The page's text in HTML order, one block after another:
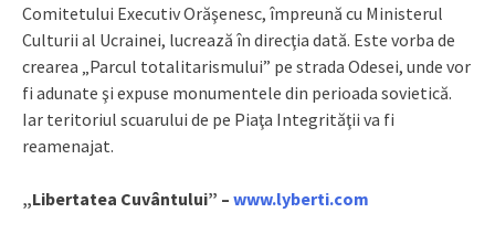
Comitetului Executiv Orăşenesc, împreună cu Ministerul
Culturii al Ucrainei, lucrează în direcţia dată. Este vorba de
crearea „Parcul totalitarismului” pe strada Odesei, unde vor
fi adunate şi expuse monumentele din perioada sovietică.
Iar teritoriul scuarului de pe Piaţa Integrităţii va fi
reamenajat.
„Libertatea Cuvântului” – www.lyberti.com